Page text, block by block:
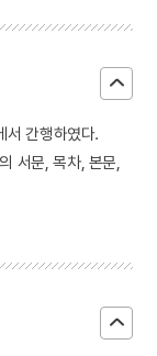
간행하였다.
서문, 목차, 본문,